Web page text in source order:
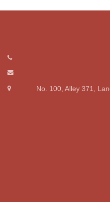
No. 100, Alley 371,